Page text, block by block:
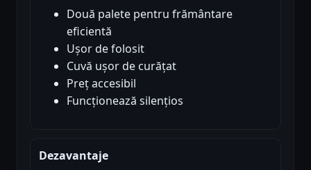
Două palete pentru frământare
eficientă
Ușor de folosit
Cuvă ușor de curățat
Preț accesibil
Funcționează silențios
Dezavantaje